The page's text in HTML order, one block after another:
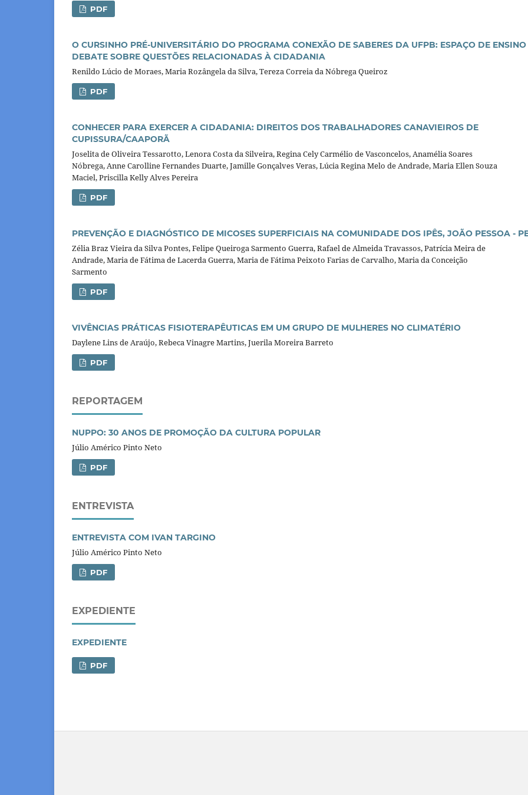
PDF
O CURSINHO PRÉ-UNIVERSITÁRIO DO PROGRAMA CONEXÃO DE SABERES DA UFPB: ESPAÇO DE ENSINO
DEBATE SOBRE QUESTÕES RELACIONADAS À CIDADANIA
Renildo Lúcio de Moraes, Maria Rozângela da Silva, Tereza Correia da Nóbrega Queiroz
PDF
CONHECER PARA EXERCER A CIDADANIA: DIREITOS DOS TRABALHADORES CANAVIEIROS DE
CUPISSURA/CAAPORÃ
Joselita de Oliveira Tessarotto, Lenora Costa da Silveira, Regina Cely Carmélio de Vasconcelos, Anamélia Soares
Nóbrega, Anne Carolline Fernandes Duarte, Jamille Gonçalves Veras, Lúcia Regina Melo de Andrade, Maria Ellen Souza
Maciel, Priscilla Kelly Alves Pereira
PDF
PREVENÇÃO E DIAGNÓSTICO DE MICOSES SUPERFICIAIS NA COMUNIDADE DOS IPÊS, JOÃO PESSOA -
Zélia Braz Vieira da Silva Pontes, Felipe Queiroga Sarmento Guerra, Rafael de Almeida Travassos, Patrícia Meira de
Andrade, Maria de Fátima de Lacerda Guerra, Maria de Fátima Peixoto Farias de Carvalho, Maria da Conceição
Sarmento
PDF
VIVÊNCIAS PRÁTICAS FISIOTERAPÊUTICAS EM UM GRUPO DE MULHERES NO CLIMATÉRIO
Daylene Lins de Araújo, Rebeca Vinagre Martins, Juerila Moreira Barreto
PDF
REPORTAGEM
NUPPO: 30 ANOS DE PROMOÇÃO DA CULTURA POPULAR
Júlio Américo Pinto Neto
PDF
ENTREVISTA
ENTREVISTA COM IVAN TARGINO
Júlio Américo Pinto Neto
PDF
EXPEDIENTE
EXPEDIENTE
PDF